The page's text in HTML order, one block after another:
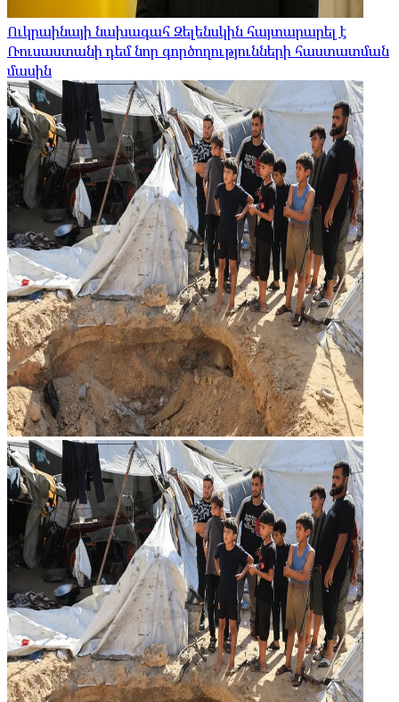
Ուկրաինայի նախագահ Զելենսկին հայտարարել է
Ռուսաստանի դեմ նոր գործողությունների հաստատման
մասին